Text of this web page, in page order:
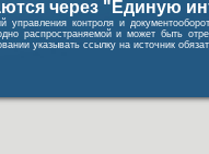
через "Единую
управления контроля и
распространяемой и может быть
указывать ссылку на источник